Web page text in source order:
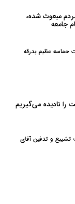
مبعوث شده،
جامعه
حماسه عظیم بدرقه
را نادیده می‌گیریم
تشییع و تدفین آقای